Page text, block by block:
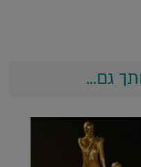
גם...